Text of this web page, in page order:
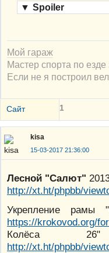
▼ Spoiler
Мой гараж
Мастер спорта по
Если не я построил
Сайт 1
kisa
15-03-2017 21:36:00
Лесной "Салют"
http://xt.ht/phpbb/
Укрепление рамы
https://krokovod.org/
Колёса
http://xt.ht/phpbb/